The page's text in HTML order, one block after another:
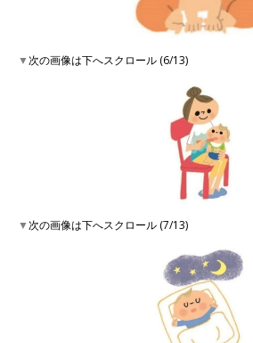
▼次の画像は下へスクロール (6/13)
▼次の画像は下へスクロール (7/13)